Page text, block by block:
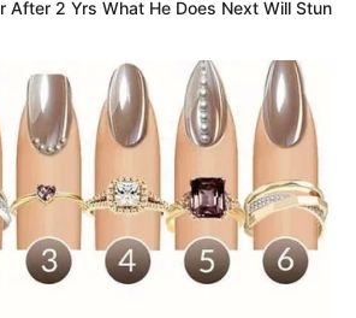
as velas em pequenos
pavio.
cortada dentro da panela
para ajudar no derretimento.
After 2 Yrs What He Does Next Will Stun